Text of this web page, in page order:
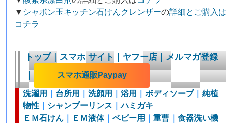
▼ シャボン玉キッチン石けんクレンザーの詳細とご購入は
コチラ
トップ｜スマホ サイト｜ヤフー店｜メルマガ登録
｜
スマホ通販Paypay
洗濯用 台所用 ｜洗顔用 ｜浴用 ｜ボディソープ｜純植
物性
シャンプーリンス ｜ハミガキ
ＥＭ石けん
ＥＭ液体｜ベビー用 ｜重曹 ｜食器洗い機